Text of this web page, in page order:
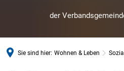
der
Sie sind hier: Wohnen & Leben